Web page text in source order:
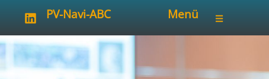
PV-Navi-ABC Menü